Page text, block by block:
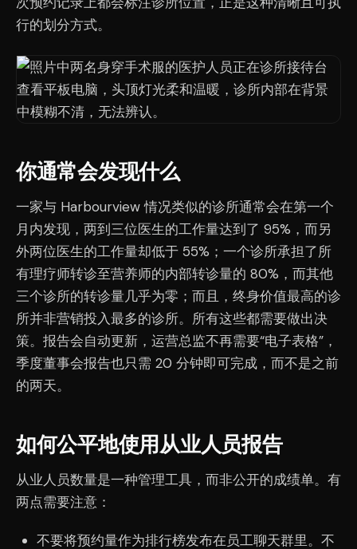
行的划分方式。
你通常会发现什么
一家与 Harbourview 情况类似的诊所通常会在第一个
月内发现，两到三位医生的工作量达到了 95%，而另
外两位医生的工作量却低于 55%；一个诊所承担了所
有理疗师转诊至营养师的内部转诊量的 80%，而其他
三个诊所的转诊量几乎为零；而且，终身价值最高的诊
所并非营销投入最多的诊所。所有这些都需要做出决
策。报告会自动更新，运营总监不再需要“电子表格”，
季度董事会报告也只需 20 分钟即可完成，而不是之前
的两天。
如何公平地使用从业人员报告
从业人员数量是一种管理工具，而非公开的成绩单。有
两点需要注意：
不要将预约量作为排行榜发布在员工聊天群里。不